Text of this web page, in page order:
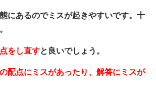
にあるのでミスが起きやすいです。十
をし直すと良いでしょう。
配点にミスがあったり、解答にミスが